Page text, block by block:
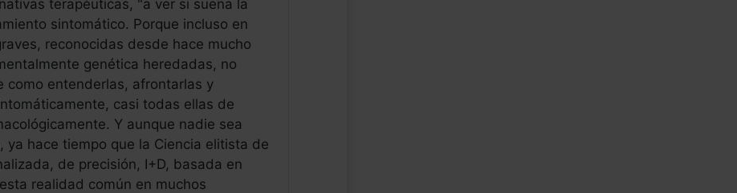
terapéuticas, "a ver si suena la
sintomático. Porque incluso en
reconocidas desde hace mucho
genética heredadas, no
como entenderlas, afrontarlas y
casi todas ellas de
Y aunque nadie sea
hace tiempo que la Ciencia elitista de
de precisión, I+D, basada en
realidad común en muchos